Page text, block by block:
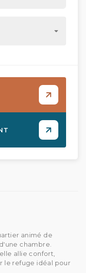
animé de
chambre.
allie confort,
le refuge idéal pour